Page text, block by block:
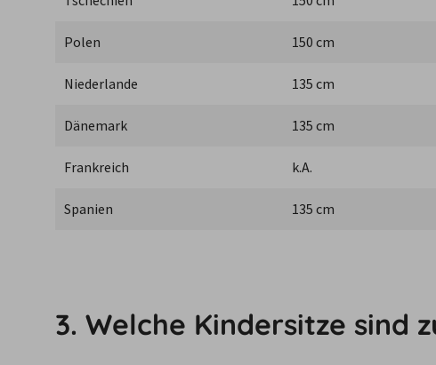
Polen 150 cm
Niederlande 135 cm
Dänemark 135 cm
Frankreich k.A.
Spanien 135 cm
3. Welche Kindersitze sind